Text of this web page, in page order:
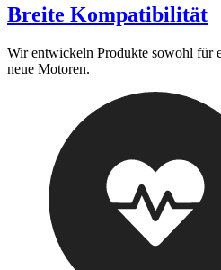
Breite Kompatibilität
Wir entwickeln Produkte sowohl für
neue Motoren.